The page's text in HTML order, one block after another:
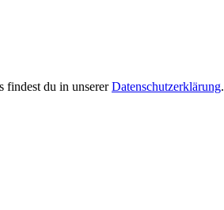
findest du in unserer Datenschutzerklärung.